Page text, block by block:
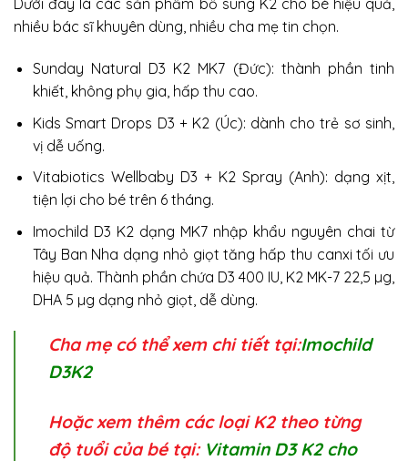
Dưới đây là các sản phẩm bổ sung K2 cho bé hiệu quả,
nhiều bác sĩ khuyên dùng, nhiều cha mẹ tin chọn.
Sunday Natural D3 K2 MK7 (Đức): thành phần tinh
khiết, không phụ gia, hấp thu cao.
Kids Smart Drops D3 + K2 (Úc): dành cho trẻ sơ sinh,
vị dễ uống.
Vitabiotics Wellbaby D3 + K2 Spray (Anh): dạng xịt,
tiện lợi cho bé trên 6 tháng.
Imochild D3 K2 dạng MK7 nhập khẩu nguyên chai từ
Tây Ban Nha dạng nhỏ giọt tăng hấp thu canxi tối ưu
hiệu quả. Thành phần chứa D3 400 IU, K2 MK-7 22,5 µg,
DHA 5 µg dạng nhỏ giọt, dễ dùng.
Cha mẹ có thể xem chi tiết tại:Imochild
D3K2
Hoặc xem thêm các loại K2 theo từng
độ tuổi của bé tại: Vitamin D3 K2 cho